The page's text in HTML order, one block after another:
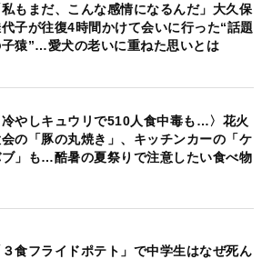
私もまだ、こんな感情になるんだ」大久保
子が往復4時間かけて会いに行った“話題
猿”…愛犬の老いに重ねた思いとは
冷やしキュウリで510人食中毒も…〉花火
の「豚の丸焼き」、キッチンカーの「ケ
」も…酷暑の夏祭りで注意したい食べ物
３食フライドポテト」で中学生はなぜ死ん